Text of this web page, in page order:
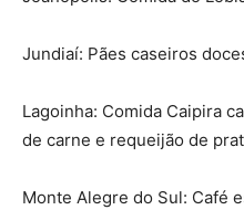
Jundiaí: Pães caseiros
Lagoinha: Comida Caipira
de carne e requeijão de
Monte Alegre do Sul: Café